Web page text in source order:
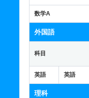
数学A
外国語
科目
英語 英語
理科